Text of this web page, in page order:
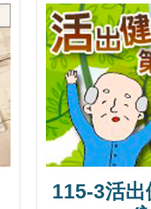
115-3活